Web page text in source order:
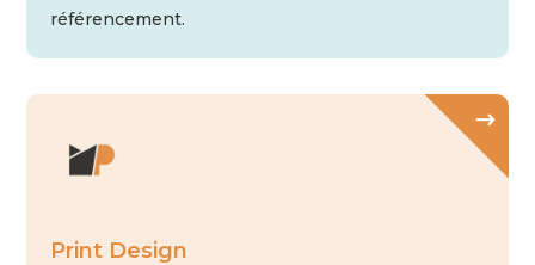
référencement.
Print Design